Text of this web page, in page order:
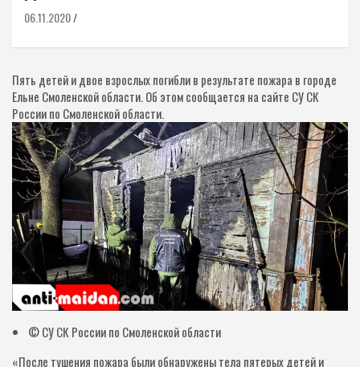
06.11.2020
Пять детей и двое взрослых погибли в результате пожара в городе
Ельне Смоленской области. Об этом сообщается на сайте СУ СК
России по Смоленской области.
© СУ СК России по Смоленской области
«После тушения пожара были обнаружены тела пятерых детей и